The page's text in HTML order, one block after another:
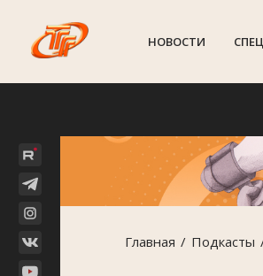
НОВОСТИ
Главная Подкасты